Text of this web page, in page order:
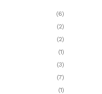
(6)
(2)
(2)
(1)
(3)
(7)
(1)